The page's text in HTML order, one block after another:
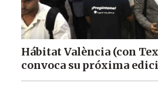
Hábitat València (con
convoca su próxima